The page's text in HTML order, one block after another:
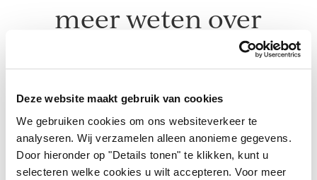
Deze website maakt gebruik van cookies
We gebruiken cookies om ons websiteverkeer te
analyseren. Wij verzamelen alleen anonieme gegevens.
Door hieronder op "Details tonen" te klikken, kunt u
selecteren welke cookies u wilt accepteren. Voor meer
meer weten over
deze collectie?
get in touch with us